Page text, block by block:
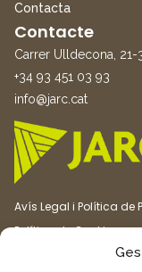
Contacta
Contacte
Carrer Ulldecona,
+34 93 451 03 93
info@jarc.cat
Avís Legal i Política de
Política de Cookies